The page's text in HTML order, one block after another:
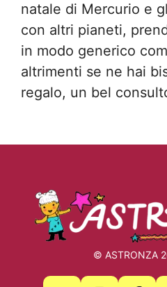
natale di Mercurio e
con altri pianeti,
in modo generico
altrimenti se ne hai
regalo, un bel
© ASTRONZA